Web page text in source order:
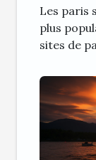
Les paris
plus
sites de